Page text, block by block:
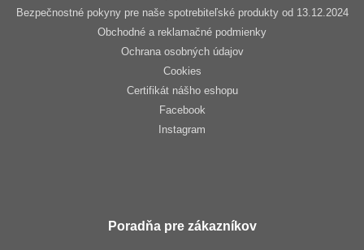
Bezpečnostné pokyny pre naše spotrebiteľské produkty od 13.12.2024
Obchodné a reklamačné podmienky
Ochrana osobných údajov
Cookies
Certifikát nášho eshopu
Facebook
Instagram
Poradňa pre zákazníkov